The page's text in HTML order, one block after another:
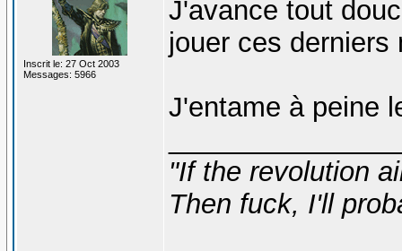
Inscrit le: 27 Oct 2003
Messages: 5966
J'avance tout
jouer ces derniers
J'entame à peine
"If the revolution
Then fuck, I'll